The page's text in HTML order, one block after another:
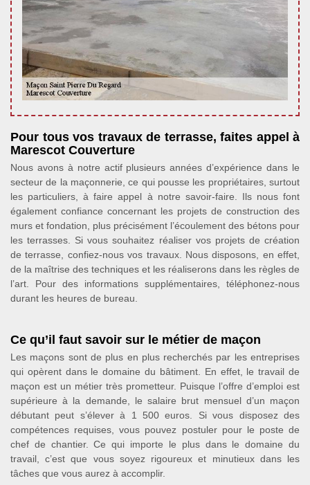
Pour tous vos travaux de terrasse, faites appel à
Marescot Couverture
Nous avons à notre actif plusieurs années d’expérience dans le
secteur de la maçonnerie, ce qui pousse les propriétaires, surtout
les particuliers, à faire appel à notre savoir-faire. Ils nous font
également confiance concernant les projets de construction des
murs et fondation, plus précisément l’écoulement des bétons pour
les terrasses. Si vous souhaitez réaliser vos projets de création
de terrasse, confiez-nous vos travaux. Nous disposons, en effet,
de la maîtrise des techniques et les réaliserons dans les règles de
l’art. Pour des informations supplémentaires, téléphonez-nous
durant les heures de bureau.
Ce qu’il faut savoir sur le métier de maçon
Les maçons sont de plus en plus recherchés par les entreprises
qui opèrent dans le domaine du bâtiment. En effet, le travail de
maçon est un métier très prometteur. Puisque l’offre d’emploi est
supérieure à la demande, le salaire brut mensuel d’un maçon
débutant peut s’élever à 1 500 euros. Si vous disposez des
compétences requises, vous pouvez postuler pour le poste de
chef de chantier. Ce qui importe le plus dans le domaine du
travail, c’est que vous soyez rigoureux et minutieux dans les
tâches que vous aurez à accomplir.